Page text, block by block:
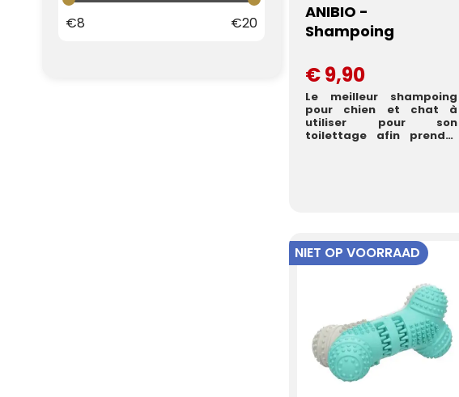
€8 €20
ANIBIO -
Shampoing
€ 9,90
Le meilleur shampoing
pour chien et chat à
utiliser pour son
toilettage afin prendre
NIET OP VOORRAAD